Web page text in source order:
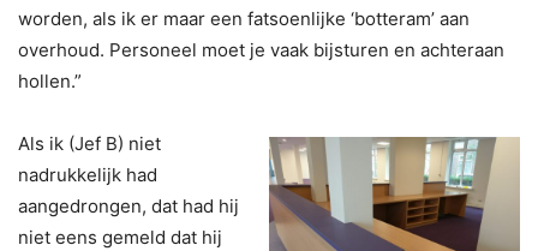
worden, als ik er maar een fatsoenlijke ‘botteram’ aan
overhoud. Personeel moet je vaak bijsturen en achteraan
hollen.”
Als ik (Jef B) niet
nadrukkelijk had
aangedrongen, dat had hij
niet eens gemeld dat hij